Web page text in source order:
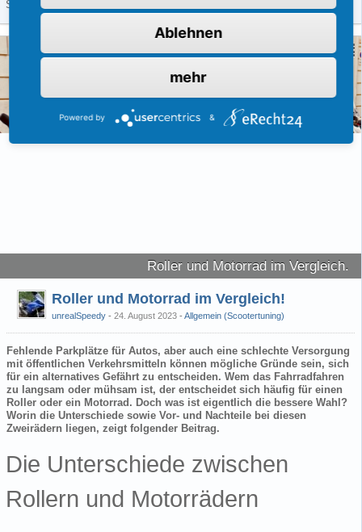
Straßenverkehr wird mit einer bestimmten…
Roller und Motorrad im Vergleich.
Roller und Motorrad im Vergleich!
unrealSpeedy 24. August 2023 - Allgemein (Scootertuning)
Fehlende Parkplätze für Autos, aber auch eine schlechte Versorgung
mit öffentlichen Verkehrsmitteln können mögliche Gründe sein, sich
für ein alternatives Gefährt zu entscheiden. Wem das Fahrradfahren
zu langsam oder mühsam ist, der entscheidet sich häufig für einen
Roller oder ein Motorrad. Doch was ist eigentlich die bessere Wahl?
Worin die Unterschiede sowie Vor- und Nachteile bei diesen
Zweirädern liegen, zeigt folgender Beitrag.
Die Unterschiede zwischen
Rollern und Motorrädern
Ablehnen
mehr
Powered by &